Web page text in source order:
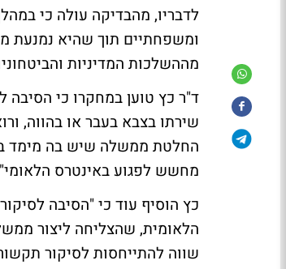
לדבריו, מהבדיקה עולה כי
ומשפחתיים תוך שהיא נמנעת
מההשלכות המדיניות
ד"ר כץ טוען במחקרו כי הסיבה
שירתו בצבא בעבר או בהווה,
החלטת ממשלה שיש בה מימד
מחשש לפגוע באינטרס
כץ הוסיף עוד כי "הסיבה
הלאומית, שהצליחה ליצור
שווה להתייחסות לסיקור